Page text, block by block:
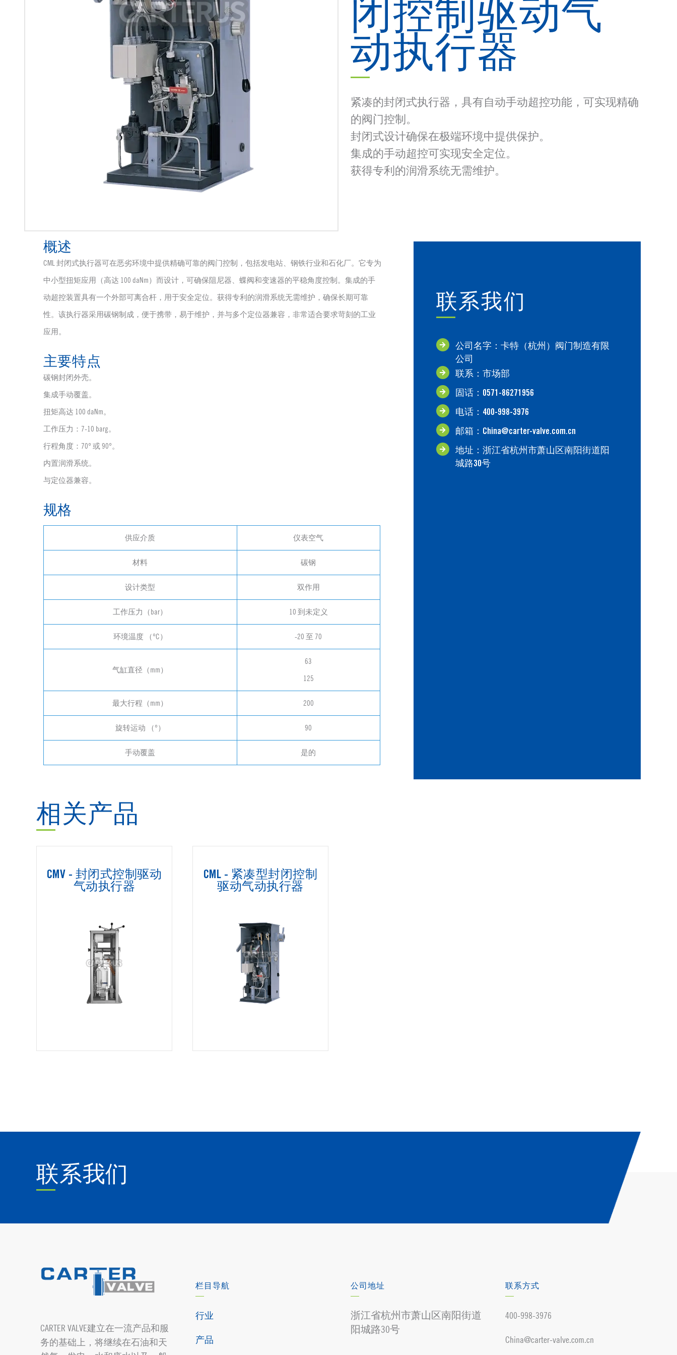
闭控制驱动气
动执行器
紧凑的封闭式执行器，具有自动手动超控功能，可实现精确
的阀门控制。
封闭式设计确保在极端环境中提供保护。
集成的手动超控可实现安全定位。
获得专利的润滑系统无需维护。
概述
CML 封闭式执行器可在恶劣环境中提供精确可靠的阀门控制，包括发电站、钢铁行业和石化厂。它专为
中小型扭矩应用（高达 100 daNm）而设计，可确保阻尼器、蝶阀和变速器的平稳角度控制。集成的手
动超控装置具有一个外部可离合杆，用于安全定位。获得专利的润滑系统无需维护，确保长期可靠
性。该执行器采用碳钢制成，便于携带，易于维护，并与多个定位器兼容，非常适合要求苛刻的工业
应用。
主要特点
碳钢封闭外壳。
集成手动覆盖。
扭矩高达 100 daNm。
工作压力：7-10 barg。
行程角度：70° 或 90°。
内置润滑系统。
与定位器兼容。
规格
供应介质 仪表空气
材料 碳钢
设计类型 双作用
工作压力（bar） 10 到未定义
环境温度 （°C） -20 至 70
气缸直径（mm）
63
125
最大行程（mm） 200
旋转运动 （°） 90
手动覆盖 是的
联系我们
公司名字：卡特（杭州）阀门制造有限
公司
联系：市场部
固话：0571-86271956
电话：400-998-3976
邮箱：China@carter-valve.com.cn
地址：浙江省杭州市萧山区南阳街道阳
城路30号
相关产品
CMV - 封闭式控制驱动
气动执行器
CML - 紧凑型封闭控制
驱动气动执行器
联系我们
CARTER VALVE建立在一流产品和服
务的基础上，将继续在石油和天
栏目导航
行业
产品
公司地址
浙江省杭州市萧山区南阳街道
阳城路30号
联系方式
400-998-3976
China@carter-valve.com.cn